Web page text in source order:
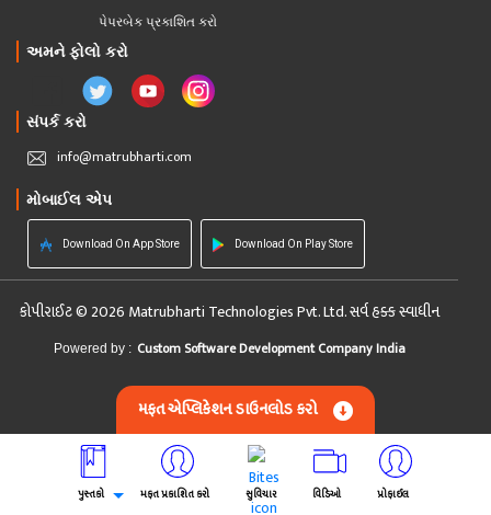
પેપરબેક પ્રકાશિત કરો
અમને ફોલો કરો
સંપર્ક કરો
info@matrubharti.com
મોબાઈલ એપ
Download On App Store Download On Play Store
કોપીરાઈટ © 2026 Matrubharti Technologies Pvt. Ltd. સર્વ હક્ક સ્વાધીન
Powered by : Custom Software Development Company India
મફત એપ્લિકેશન ડાઉનલોડ કરો
પુસ્તકો મફત પ્રકાશિત કરો સુવિચાર વિડિઓ પ્રોફાઈલ